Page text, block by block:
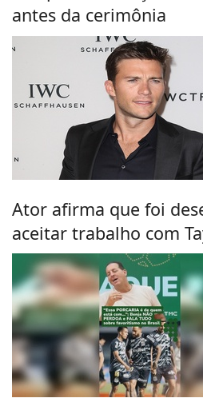
antes da cerimônia
Ator afirma que foi
aceitar trabalho com